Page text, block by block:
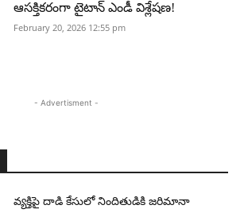
ఆసక్తికరంగా టైటాన్ ఎండీ విశ్లేషణ!
February 20, 2026 12:55 pm
- Advertisment -
వ్యక్తిపై దాడి కేసులో నిందితుడికి జరిమానా